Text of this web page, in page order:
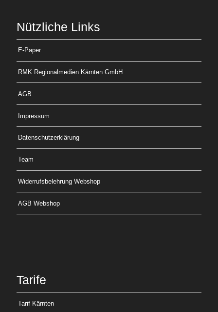
Nützliche Links
E-Paper
RMK Regionalmedien Kärnten GmbH
AGB
Impressum
Datenschutzerklärung
Team
Widerrufsbelehrung Webshop
AGB Webshop
Tarife
Tarif Kärnten